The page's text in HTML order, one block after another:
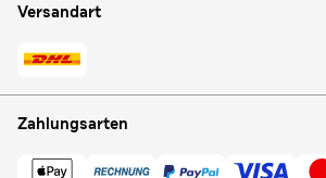
Versandart
Zahlungsarten